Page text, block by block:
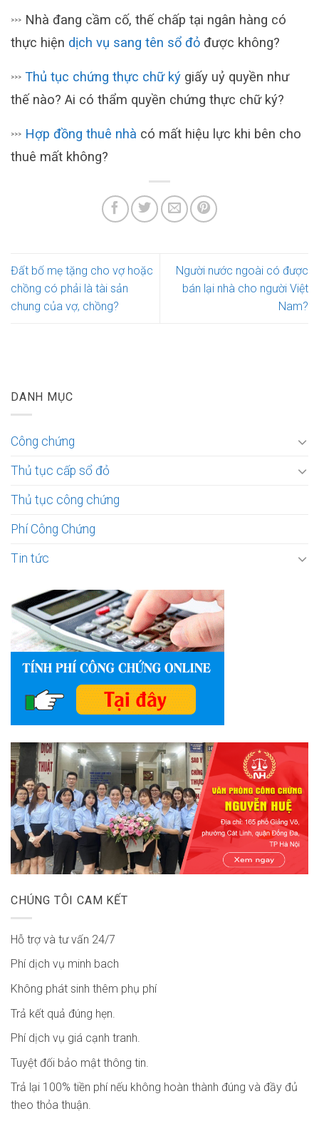
>>>
Nhà đang cầm cố, thế chấp tại ngân hàng có
thực hiện dịch vụ sang tên sổ đỏ được không?
>>> Thủ tục chứng thực chữ ký giấy uỷ quyền như
thế nào? Ai có thẩm quyền chứng thực chữ ký?
>>> Hợp đồng thuê nhà có mất hiệu lực khi bên cho
thuê mất không?
Đất bố mẹ tặng cho vợ hoặc
chồng có phải là tài sản
chung của vợ, chồng?
Người nước ngoài có được
bán lại nhà cho người Việt
Nam?
DANH MỤC
Công chứng
Thủ tục cấp sổ đỏ
Thủ tục công chứng
Phí Công Chứng
Tin tức
CHÚNG TÔI CAM KẾT
Hỗ trợ và tư vấn 24/7
Phí dịch vụ minh bach
Không phát sinh thêm phụ phí
Trả kết quả đúng hẹn.
Phí dịch vụ giá cạnh tranh.
Tuyệt đối bảo mật thông tin.
Trả lại 100% tiền phí nếu không hoàn thành đúng và đầy đủ
theo thỏa thuận.